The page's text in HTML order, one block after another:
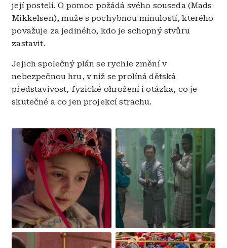
její postelí. O pomoc požádá svého souseda (Mads
Mikkelsen), muže s pochybnou minulostí, kterého
považuje za jediného, kdo je schopný stvůru
zastavit.
Jejich společný plán se rychle změní v
nebezpečnou hru, v níž se prolíná dětská
představivost, fyzické ohrožení i otázka, co je
skutečné a co jen projekcí strachu.
Obrázek Obrázek
Obrázek Obrázek